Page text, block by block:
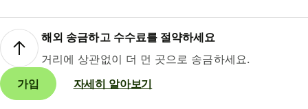
해외 송금하고 수수료를 절약하세요
거리에 상관없이 더 먼 곳으로 송금하세요.
가입
자세히 알아보기